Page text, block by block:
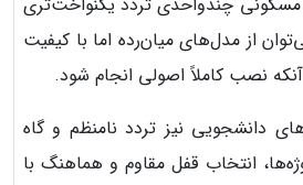
از مدل‌های میان‌رده اما با کیفیت
نصب کاملاً اصولی انجام شود.
دانشجویی نیز تردد نامنظم و گاه
انتخاب قفل مقاوم و هماهنگ با